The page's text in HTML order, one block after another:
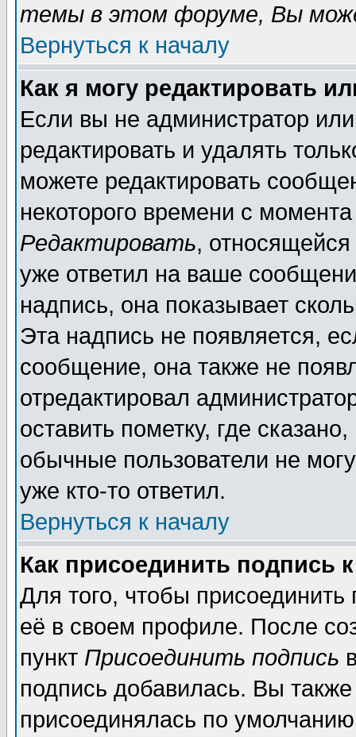
темы в этом форуме, Вы
Вернуться к началу
Как я могу редактировать
Если вы не администратор
редактировать и удалять
можете редактировать
некоторого времени с
Редактировать,
уже ответил на ваше
надпись, она показывает
Эта надпись не появляется,
сообщение, она также не
отредактировал
оставить пометку, где
обычные пользователи не
уже кто-то ответил.
Вернуться к началу
Как присоединить подпись
Для того, чтобы
её в своем профиле. После
пункт Присоединить подпись
подпись добавилась. Вы
присоединялась по